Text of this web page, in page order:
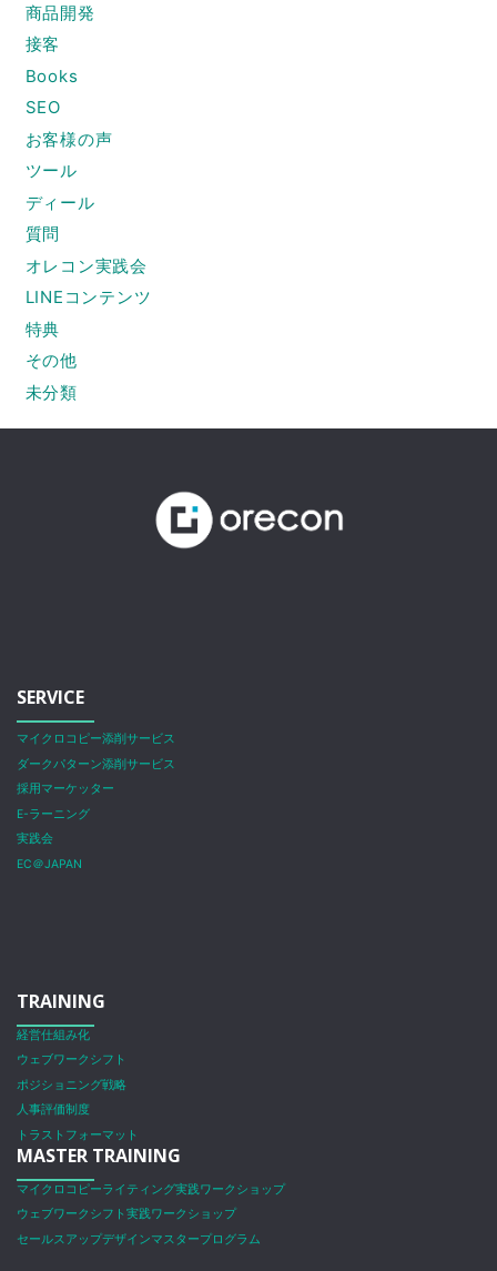
商品開発
接客
Books
SEO
お客様の声
ツール
ディール
質問
オレコン実践会
LINEコンテンツ
特典
その他
未分類
SERVICE
マイクロコピー添削サービス
ダークパターン添削サービス
採用マーケッター
E-ラーニング
実践会
EC＠JAPAN
TRAINING
経営仕組み化
ウェブワークシフト
ポジショニング戦略
人事評価制度
トラストフォーマット
MASTER TRAINING
マイクロコピーライティング実践ワークショップ
ウェブワークシフト実践ワークショップ
セールスアップデザインマスタープログラム